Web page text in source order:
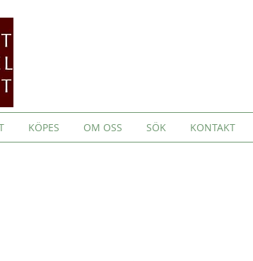
KÖPES OM OSS SÖK KONTAKT